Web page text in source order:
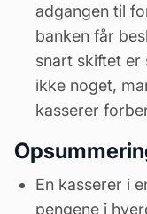
adgangen til
banken får
snart skiftet
ikke noget,
kasserer
En kasserer i
pengene i